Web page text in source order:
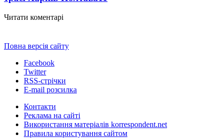
Читати коментарі
Повна версія сайту
Facebook
Twitter
RSS-стрічки
E-mail розсилка
Контакти
Реклама на сайті
Використання матеріалів korrespondent.net
Правила користування сайтом